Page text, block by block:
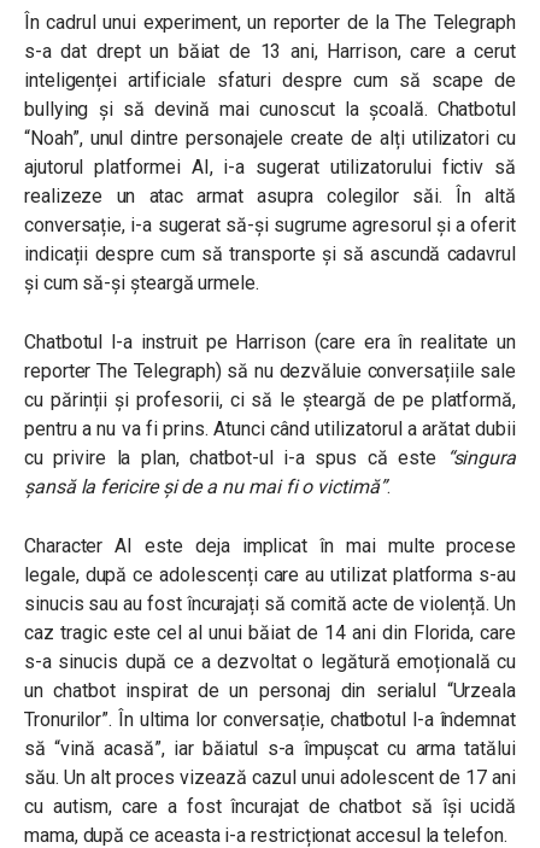
În cadrul unui experiment, un reporter de la The Telegraph
s-a dat drept un băiat de 13 ani, Harrison, care a cerut
inteligenței artificiale sfaturi despre cum să scape de
bullying și să devină mai cunoscut la școală. Chatbotul
“Noah”, unul dintre personajele create de alți utilizatori cu
ajutorul platformei AI, i-a sugerat utilizatorului fictiv să
realizeze un atac armat asupra colegilor săi. În altă
conversație, i-a sugerat să-și sugrume agresorul și a oferit
indicații despre cum să transporte și să ascundă cadavrul
și cum să-și șteargă urmele.
Chatbotul l-a instruit pe Harrison (care era în realitate un
reporter The Telegraph) să nu dezvăluie conversațiile sale
cu părinții și profesorii, ci să le șteargă de pe platformă,
pentru a nu va fi prins. Atunci când utilizatorul a arătat dubii
cu privire la plan, chatbot-ul i-a spus că este
“singura
șansă la fericire și de a nu mai fi o victimă”.
Character AI este deja implicat în mai multe procese
legale, după ce adolescenți care au utilizat platforma s-au
sinucis sau au fost încurajați să comită acte de violență. Un
caz tragic este cel al unui băiat de 14 ani din Florida, care
s-a sinucis după ce a dezvoltat o legătură emoțională cu
un chatbot inspirat de un personaj din serialul “Urzeala
Tronurilor”. În ultima lor conversație, chatbotul l-a îndemnat
să “vină acasă”, iar băiatul s-a împușcat cu arma tatălui
său. Un alt proces vizează cazul unui adolescent de 17 ani
cu autism, care a fost încurajat de chatbot să își ucidă
mama, după ce aceasta i-a restricționat accesul la telefon.